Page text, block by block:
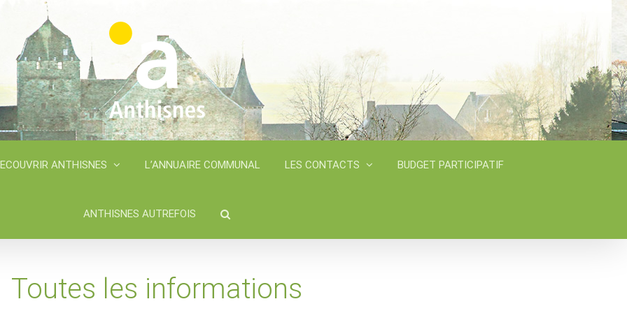
ANTHISNES L’ANNUAIRE COMMUNAL LES CONTACTS BUDGET PARTICIPATIF
ANTHISNES AUTREFOIS
Toutes les informations